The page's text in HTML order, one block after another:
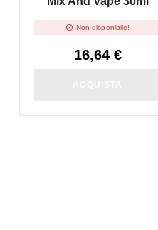
 Non disponibile!
16,64 €